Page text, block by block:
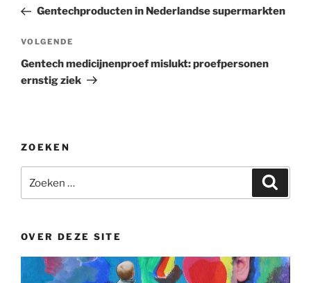
bericht
Gentechproducten in Nederlandse supermarkten
Volgend
bericht
VOLGENDE
Gentech medicijnenproef mislukt: proefpersonen
ernstig ziek
ZOEKEN
naar:
OVER DEZE SITE